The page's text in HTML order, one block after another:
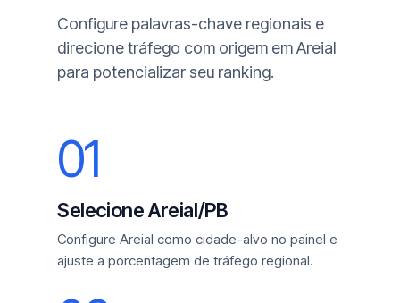
Configure palavras-chave regionais e
direcione tráfego com origem em Areial
para potencializar seu ranking.
01
Selecione Areial/PB
Configure Areial como cidade-alvo no painel e
ajuste a porcentagem de tráfego regional.